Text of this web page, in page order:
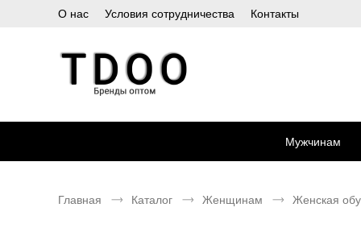
О нас Условия сотрудничества Контакты
Мужчинам
Главная Каталог Женщинам Женская